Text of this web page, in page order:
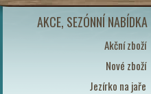
AKCE, SEZÓNNÍ NABÍDKA
Akční zboží
Nové zboží
Jezírko na jaře